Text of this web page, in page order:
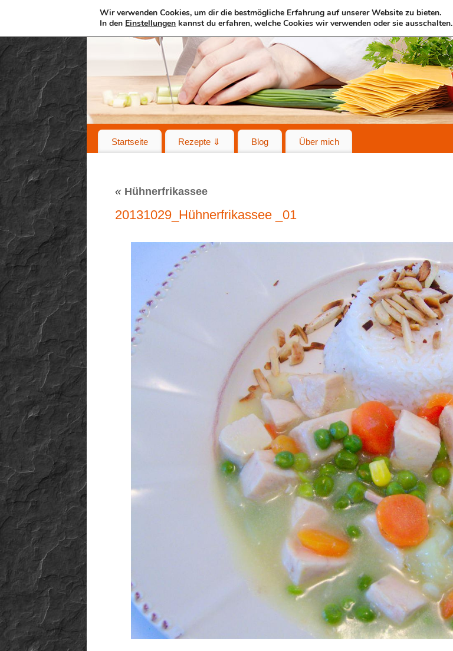
Startseite Rezepte ⇓ Blog Über mich
« Hühnerfrikassee
20131029_Hühnerfrikassee _01
Wir verwenden Cookies, um dir die bestmögliche Erfahrung auf unserer Website zu bieten.
In den Einstellungen kannst du erfahren, welche Cookies wir verwenden oder sie ausschalten.